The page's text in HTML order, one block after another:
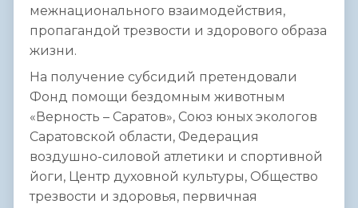
межнационального взаимодействия,
пропагандой трезвости и здорового образа
жизни.
На получение субсидий претендовали
Фонд помощи бездомным животным
«Верность – Саратов», Союз юных экологов
Саратовской области, Федерация
воздушно-силовой атлетики и спортивной
йоги, Центр духовной культуры, Общество
трезвости и здоровья, первичная